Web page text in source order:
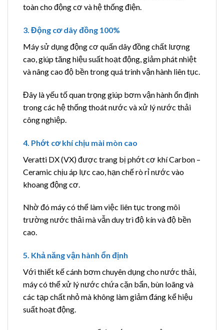
toàn cho động cơ và hệ thống điện.
3. Động cơ dây đồng 100%
Máy sử dụng động cơ quấn dây đồng chất lượng
cao, giúp tăng hiệu suất hoạt động, giảm phát nhiệt
và nâng cao độ bền trong quá trình vận hành liên tục.
Đây là yếu tố quan trọng giúp bơm vận hành ổn định
trong các hệ thống thoát nước và xử lý nước thải
công nghiệp.
4. Phớt cơ khí chịu mài mòn cao
Veratti DX (VX) được trang bị phớt cơ khí Carbon –
Ceramic chịu áp lực cao, hạn chế rò rỉ nước vào
khoang động cơ.
Nhờ đó máy có thể làm việc liên tục trong môi
trường nước thải mà vẫn duy trì độ kín và độ bền
cao.
5. Khả năng vận hành ổn định
Với thiết kế cánh bơm chuyên dụng cho nước thải,
máy có thể xử lý nước chứa cặn bẩn, bùn loãng và
các tạp chất nhỏ mà không làm giảm đáng kể hiệu
suất hoạt động.